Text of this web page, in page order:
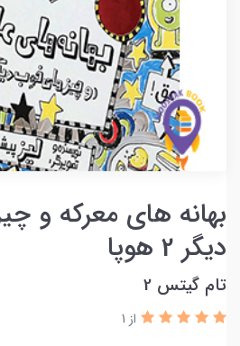
بهانه های معرکه و
دیگر 2 هوپا
تام گیتس 2
از 1